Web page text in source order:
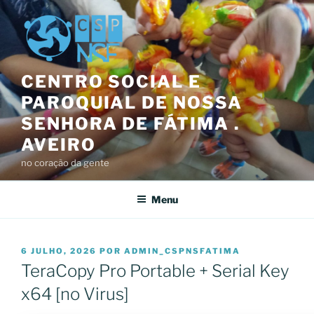
Saltar
para
conteúdo
CENTRO SOCIAL E
PAROQUIAL DE NOSSA
SENHORA DE FÁTIMA .
AVEIRO
no coração da gente
Menu
PUBLICADO
EM
6 JULHO, 2026 POR ADMIN_CSPNSFATIMA
TeraCopy Pro Portable + Serial Key
x64 [no Virus]